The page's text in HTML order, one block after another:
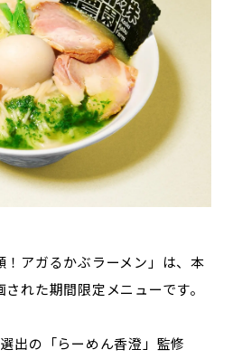
アガるかぶラーメン」は、本
れた期間限定メニューです。
出の「らーめん香澄」監修